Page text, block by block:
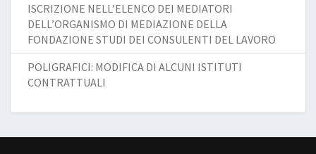
ISCRIZIONE NELL’ELENCO DEI MEDIATORI
DELL’ORGANISMO DI MEDIAZIONE DELLA
FONDAZIONE STUDI DEI CONSULENTI DEL LAVORO
POLIGRAFICI: MODIFICA DI ALCUNI ISTITUTI
CONTRATTUALI